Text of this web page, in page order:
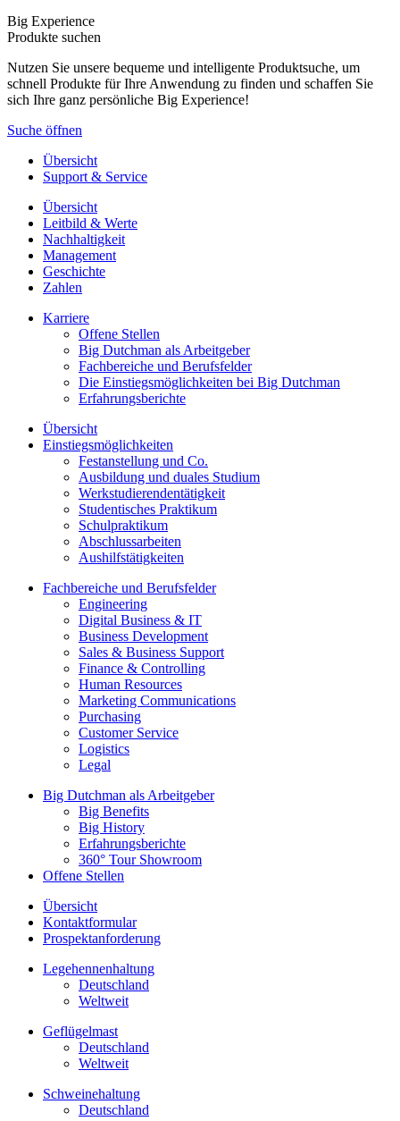
Big Experience
Produkte suchen
Nutzen Sie unsere bequeme und intelligente Produktsuche, um
schnell Produkte für Ihre Anwendung zu finden und schaffen Sie
sich Ihre ganz persönliche Big Experience!
Suche öffnen
Übersicht
Support & Service
Übersicht
Leitbild & Werte
Nachhaltigkeit
Management
Geschichte
Zahlen
Karriere
Offene Stellen
Big Dutchman als Arbeitgeber
Fachbereiche und Berufsfelder
Die Einstiegsmöglichkeiten bei Big Dutchman
Erfahrungsberichte
Übersicht
Einstiegsmöglichkeiten
Festanstellung und Co.
Ausbildung und duales Studium
Werkstudierendentätigkeit
Studentisches Praktikum
Schulpraktikum
Abschlussarbeiten
Aushilfstätigkeiten
Fachbereiche und Berufsfelder
Engineering
Digital Business & IT
Business Development
Sales & Business Support
Finance & Controlling
Human Resources
Marketing Communications
Purchasing
Customer Service
Logistics
Legal
Big Dutchman als Arbeitgeber
Big Benefits
Big History
Erfahrungsberichte
360° Tour Showroom
Offene Stellen
Übersicht
Kontaktformular
Prospektanforderung
Legehennenhaltung
Deutschland
Weltweit
Geflügelmast
Deutschland
Weltweit
Schweinehaltung
Deutschland